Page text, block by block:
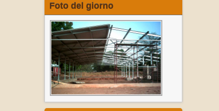
Foto del giorno